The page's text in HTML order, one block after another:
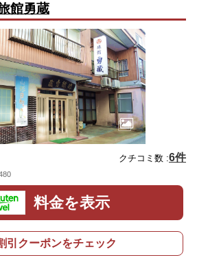
館勇蔵
クチコミ数 :6件
料金を表示
引クーポンをチェック